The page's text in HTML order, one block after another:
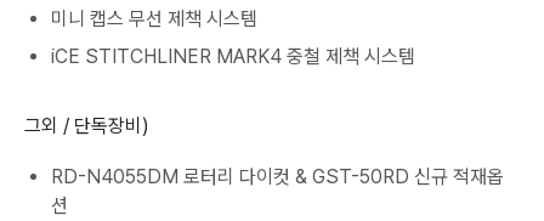
미니 캡스 무선 제책 시스템
iCE STITCHLINER MARK4 중철 제책 시스템
그외 / 단독장비)
RD-N4055DM 로터리 다이컷 & GST-50RD 신규 적재옵
션